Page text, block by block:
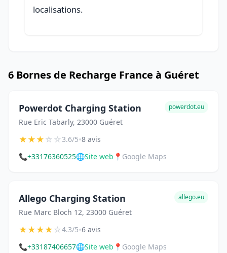
localisations.
6 Bornes de Recharge France à Guéret
Powerdot Charging Station
Rue Eric Tabarly, 23000 Guéret
powerdot.eu
★★★☆☆3.6/5•8 avis
📞+33176360525🌐Site web 📍 Google Maps
Allego Charging Station
Rue Marc Bloch 12, 23000 Guéret
allego.eu
★★★★☆4.3/5•6 avis
📞+33187406657🌐Site web 📍 Google Maps